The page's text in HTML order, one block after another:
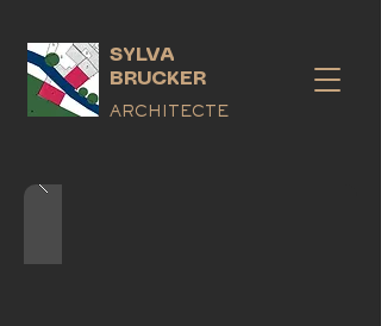
SYLVA
BRUCKER
ARCHITECTE